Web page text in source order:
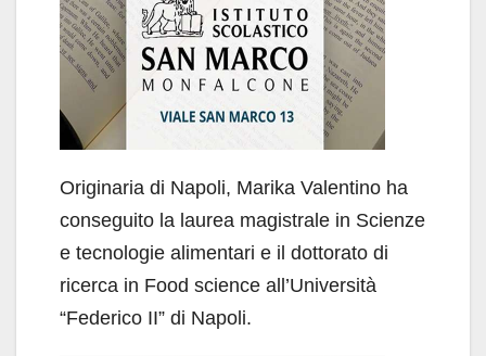
Originaria di Napoli, Marika Valentino ha
conseguito la laurea magistrale in Scienze
e tecnologie alimentari e il dottorato di
ricerca in Food science all’Università
“Federico II” di Napoli.